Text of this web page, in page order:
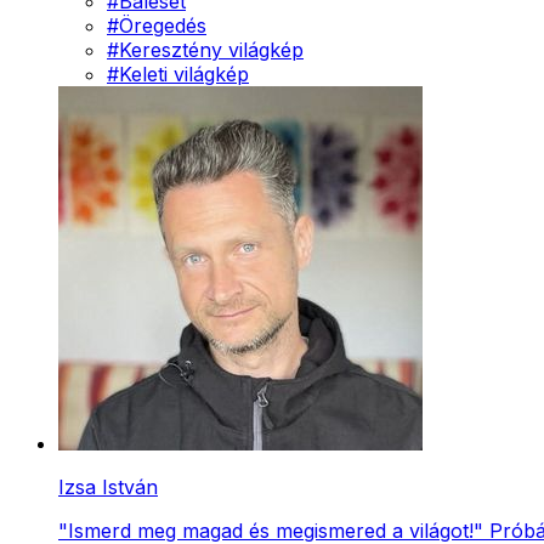
#Öregedés
#Keresztény világkép
#Keleti világkép
Izsa István
"Ismerd meg magad és megismered a világot!"